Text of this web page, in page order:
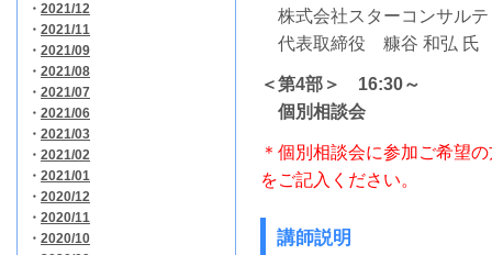
・ 2021/12
・ 2021/11
・ 2021/09
・ 2021/08
・ 2021/07
・ 2021/06
・ 2021/03
・ 2021/02
・ 2021/01
・ 2020/12
・ 2020/11
・ 2020/10
株式会社スターコンサル
代表取締役 糠谷 和弘 氏
＜第4部＞ 16:30～
個別相談会
＊個別相談会に参加ご希望
をご記入ください。
講師説明